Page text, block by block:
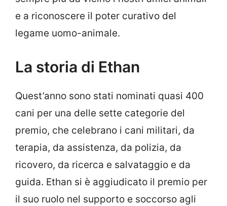
e a riconoscere il poter curativo del
legame uomo-animale.
La storia di Ethan
Quest’anno sono stati nominati quasi 400
cani per una delle sette categorie del
premio, che celebrano i cani militari, da
terapia, da assistenza, da polizia, da
ricovero, da ricerca e salvataggio e da
guida. Ethan si è aggiudicato il premio per
il suo ruolo nel supporto e soccorso agli